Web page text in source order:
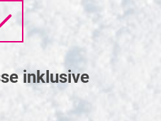
inklusive